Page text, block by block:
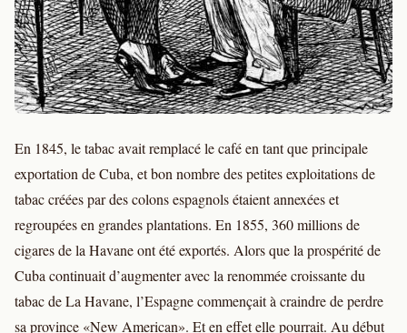
En 1845, le tabac avait remplacé le café en tant que principale
exportation de Cuba, et bon nombre des petites exploitations de
tabac créées par des colons espagnols étaient annexées et
regroupées en grandes plantations. En 1855, 360 millions de
cigares de la Havane ont été exportés. Alors que la prospérité de
Cuba continuait d’augmenter avec la renommée croissante du
tabac de La Havane, l’Espagne commençait à craindre de perdre
sa province «New American». Et en effet elle pourrait. Au début